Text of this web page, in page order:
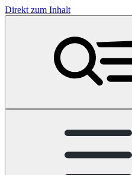
Direkt zum Inhalt